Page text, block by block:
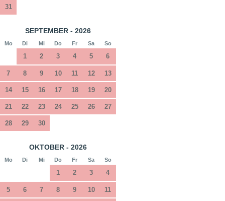
31
SEPTEMBER - 2026
Mo Di Mi Do Fr Sa So
1 2 3 4 5 6
7 8 9 10 11 12 13
14 15 16 17 18 19 20
21 22 23 24 25 26 27
28 29 30
OKTOBER - 2026
Mo Di Mi Do Fr Sa So
1 2 3 4
5 6 7 8 9 10 11